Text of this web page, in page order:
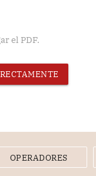
el PDF.
OPERADORES